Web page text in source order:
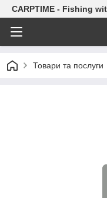
CARPTIME - Fishing
Товари та послуги